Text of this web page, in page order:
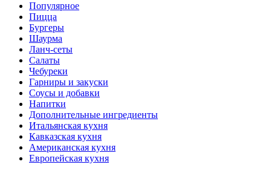
Популярное
Пицца
Бургеры
Шаурма
Ланч-сеты
Салаты
Чебуреки
Гарниры и закуски
Соусы и добавки
Напитки
Дополнительные ингредиенты
Итальянская кухня
Кавказская кухня
Американская кухня
Европейская кухня